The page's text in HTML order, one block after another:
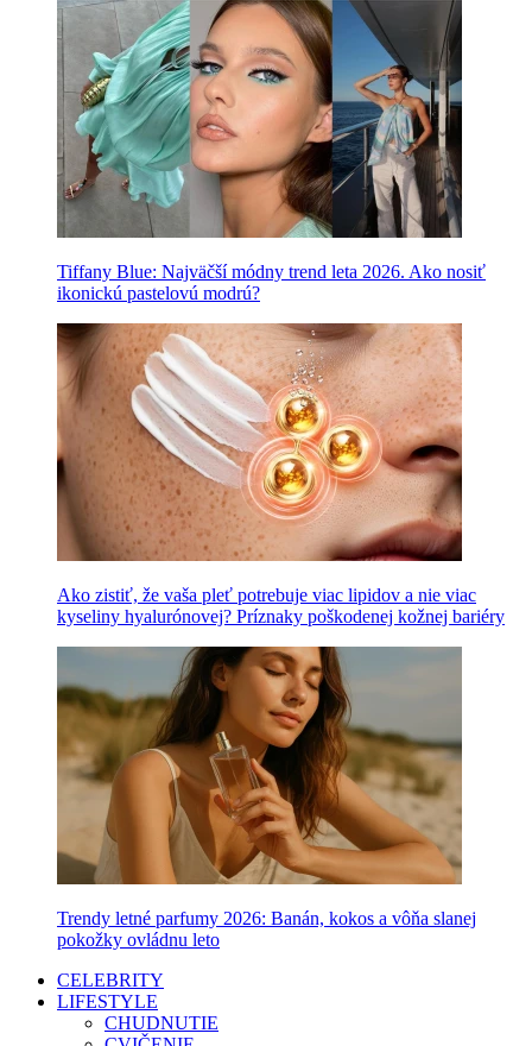
Tiffany Blue: Najväčší módny trend leta 2026. Ako nosiť
ikonickú pastelovú modrú?
Ako zistiť, že vaša pleť potrebuje viac lipidov a nie viac
kyseliny hyalurónovej? Príznaky poškodenej kožnej bariéry
Trendy letné parfumy 2026: Banán, kokos a vôňa slanej
pokožky ovládnu leto
CELEBRITY
LIFESTYLE
CHUDNUTIE